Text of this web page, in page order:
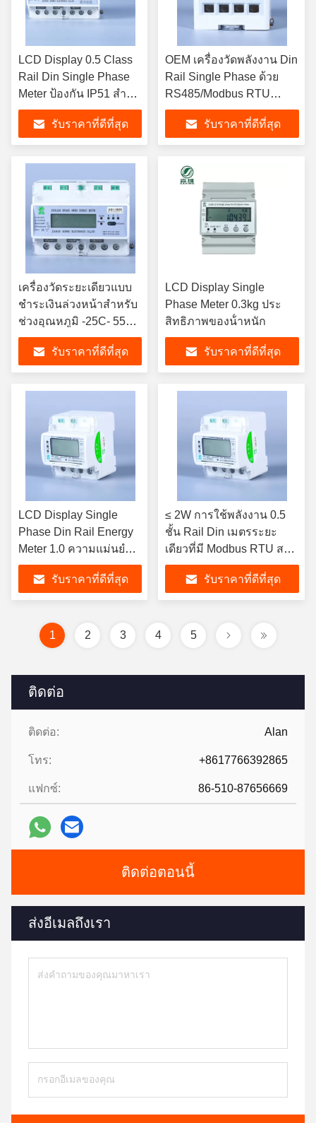
ติดต่อ
ติดต่อ: Alan
โทร: +8617766392865
แฟกซ์: 86-510-87656669
ติดต่อตอนนี้
ส่งอีเมลถึงเรา
LCD Display 0.5 Class
Rail Din Single Phase
Meter ป้องกัน IP51 สําห
รับการใช้งานใน
อุตสาหกรรมรับราคาที่ดีที่สุด
OEM เครื่องวัดพลังงาน Din
Rail Single Phase ด้วย
RS485/Modbus RTU
Communication Interface
การใช้พลังงาน ≤2W
รับราคาที่ดีที่สุด
เครื่องวัดระยะเดียวแบบ
ชําระเงินล่วงหน้าสําหรับ
ช่วงอุณหภูมิ -25C- 55C
ในสภาพแวดล้อม
อุตสาหกรรมรับราคาที่ดีที่สุด
LCD Display Single
Phase Meter 0.3kg ประ
สิทธิภาพของน้ําหนัก
รับราคาที่ดีที่สุด
LCD Display Single
Phase Din Rail Energy
Meter 1.0 ความแม่นยํา
0.3kg สําหรับการวัดที่
แม่นยํารับราคาที่ดีที่สุด
≤ 2W การใช้พลังงาน 0.5
ชั้น Rail Din เมตรระยะ
เดียวที่มี Modbus RTU สาย
การสื่อสาร
รับราคาที่ดีที่สุด
1 2 3 4 5